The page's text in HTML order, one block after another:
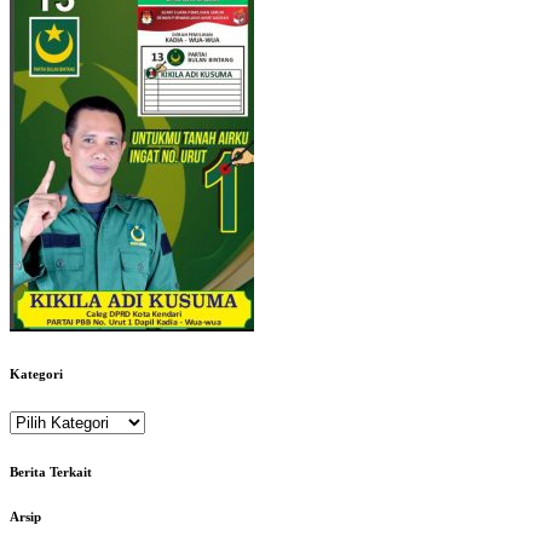
Kategori
Kategori
Berita Terkait
Arsip